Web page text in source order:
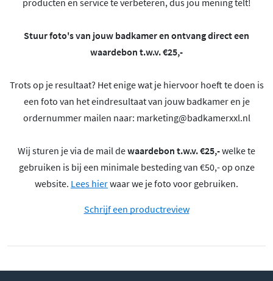
Stuur foto's van jouw badkamer en ontvang direct een
waardebon t.w.v. €25,-
Trots op je resultaat? Het enige wat je hiervoor hoeft te doen is
een foto van het eindresultaat van jouw badkamer en je
ordernummer mailen naar: marketing@badkamerxxl.nl
Wij sturen je via de mail dewaardebon t.w.v. €25,-welke te
gebruiken is bij een minimale besteding van €50,- op onze
website. Lees hierwaar we je foto voor gebruiken.
Schrijf een productreview